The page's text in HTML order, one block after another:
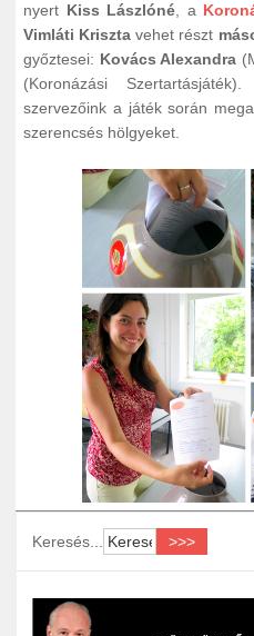
nyert Kiss Lászlóné , a
Vimláti Kriszta vehet részt
győztesei: Kovács Alexandra
(Koronázási
szervezőink a játék során
szerencsés hölgyeket.
Keresés...